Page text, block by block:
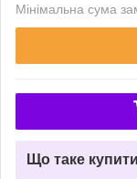
Мінімальна сума
Що таке